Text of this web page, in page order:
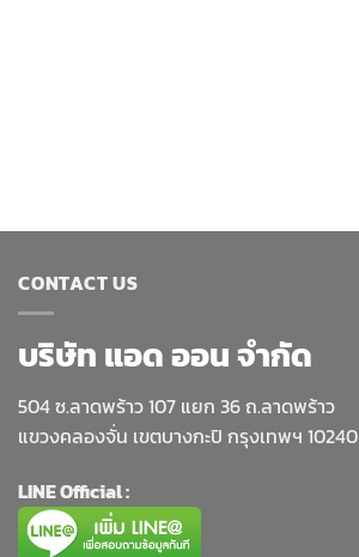
CONTACT US
บริษัท แอด ออน จำกัด
504 ซ.ลาดพร้าว 107 แยก 36 ถ.ลาดพร้าว
แขวงคลองจั่น เขตบางกะปิ กรุงเทพฯ 10240
LINE Official :